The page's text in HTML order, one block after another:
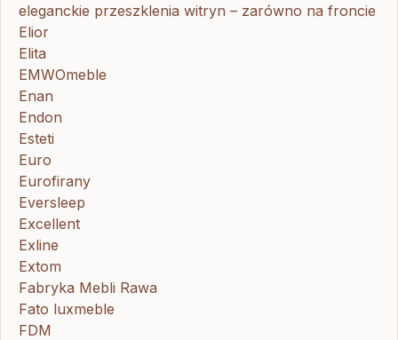
eleganckie przeszklenia witryn – zarówno na froncie
Elior
Elita
EMWOmeble
Enan
Endon
Esteti
Euro
Eurofirany
Eversleep
Excellent
Exline
Extom
Fabryka Mebli Rawa
Fato luxmeble
FDM